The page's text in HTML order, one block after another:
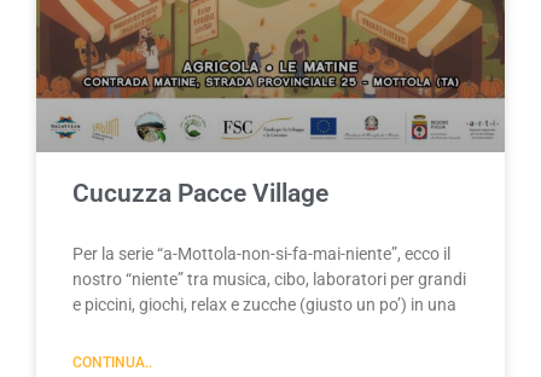
Cucuzza Pacce Village
Per la serie “a-Mottola-non-si-fa-mai-niente”, ecco il
nostro “niente” tra musica, cibo, laboratori per grandi
e piccini, giochi, relax e zucche (giusto un po’) in una
CONTINUA..